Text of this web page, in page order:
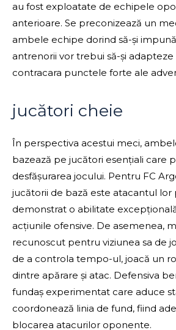
au fost exploatate de echipele
anterioare. Se preconizează un
ambele echipe dorind să-și
antrenorii vor trebui să-și
contracara punctele forte ale
jucători cheie
În perspectiva acestui meci,
bazează pe jucători esențiali care
desfășurarea jocului. Pentru FC
jucătorii de bază este atacantul lor
demonstrat o abilitate
acțiunile ofensive. De asemenea,
recunoscut pentru viziunea sa de
de a controla tempo-ul, joacă un
dintre apărare și atac. Defensiva
fundaș experimentat care aduce
coordonează linia de fund, fiind
blocarea atacurilor oponente.